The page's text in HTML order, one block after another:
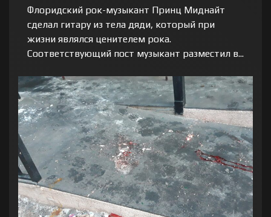
Флоридский рок-музыкант Принц Миднайт
сделал гитару из тела дяди, который при
жизни являлся ценителем рока.
Соответствующий пост музыкант разместил в...